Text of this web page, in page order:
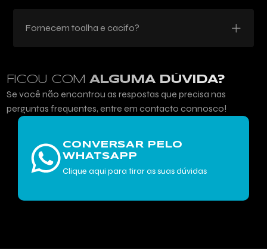
Fornecem toalha e cacifo?
FICOU COMALGUMA DÚVIDA?
Se você não encontrou as respostas que precisa nas
perguntas frequentes, entre em contacto connosco!
CONVERSAR PELO
WHATSAPP
Clique aqui para tirar as suas dúvidas